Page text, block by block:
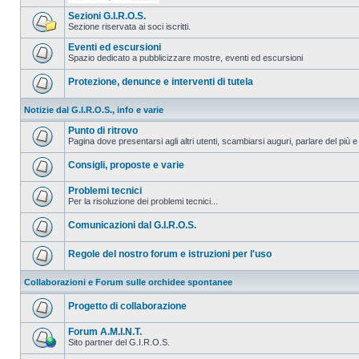
Sezioni G.I.R.O.S.
Sezione riservata ai soci iscritti.
Eventi ed escursioni
Spazio dedicato a pubblicizzare mostre, eventi ed escursioni
Protezione, denunce e interventi di tutela
Notizie dal G.I.R.O.S., info e varie
Punto di ritrovo
Pagina dove presentarsi agli altri utenti, scambiarsi auguri, parlare del più e
Consigli, proposte e varie
Problemi tecnici
Per la risoluzione dei problemi tecnici...
Comunicazioni dal G.I.R.O.S.
Regole del nostro forum e istruzioni per l'uso
Collaborazioni e Forum sulle orchidee spontanee
Progetto di collaborazione
Forum A.M.I.N.T.
Sito partner del G.I.R.O.S.